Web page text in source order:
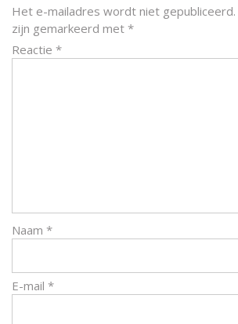
Het e-mailadres wordt niet gepubliceerd.
zijn gemarkeerd met *
Reactie *
Naam *
E-mail *